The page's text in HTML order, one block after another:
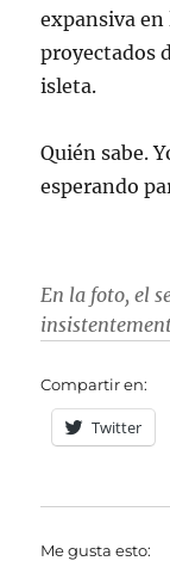
expansiva en
proyectados
isleta.
Quién sabe.
esperando
En la foto, el
Compartir en:
Twitter
Me gusta esto: